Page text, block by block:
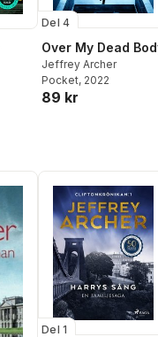
Del 4
Over My Dead
Jeffrey Archer
Pocket, 2022
89 kr
Del 1